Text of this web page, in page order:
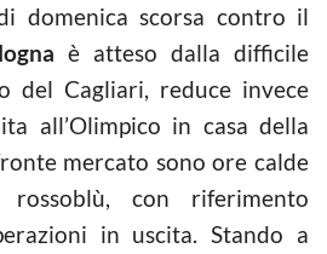
domenica scorsa contro il
è atteso dalla difficile
del Cagliari, reduce invece
all’Olimpico in casa della
mercato sono ore calde
con riferimento
in uscita. Stando a